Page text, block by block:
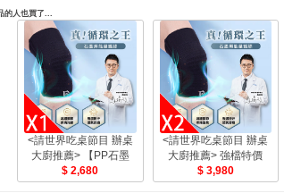
的人也買了...
<請世界吃桌節目 辦桌
大廚推薦> 【PP石墨
烯】石墨烯能量護膝1
雙-美
2,680
<請世界吃桌節目 辦桌
大廚推薦> 強檔特價
【PP石墨烯】石墨烯能
量護膝2雙-美
3,980